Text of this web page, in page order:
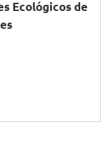
Ecológicos de